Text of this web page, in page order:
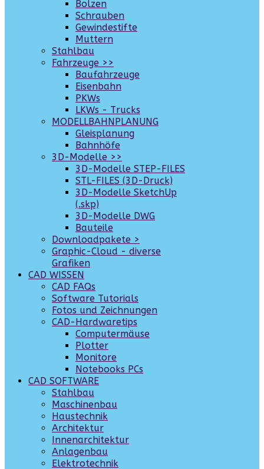
Bolzen
Schrauben
Gewindestifte
Muttern
Stahlbau
Fahrzeuge >>
Baufahrzeuge
Eisenbahn
PKWs
LKWs - Trucks
MODELLBAHNPLANUNG
Gleisplanung
Bahnhöfe
3D-Modelle >>
3D-Modelle STEP-FILES
STL-FILES (3D-Druck)
3D-Modelle SketchUp
(.skp)
3D-Modelle DWG
Bauteile
Downloadpakete >
Graphic-Cloud - diverse
Grafiken
CAD WISSEN
CAD FAQs
Software Tutorials
Fotos und Zeichnungen
CAD-Hardwaretips
Computermäuse
Plotter
Monitore
Notebooks PCs
CAD SOFTWARE
Stahlbau
Maschinenbau
Haustechnik
Architektur
Innenarchitektur
Anlagenbau
Elektrotechnik